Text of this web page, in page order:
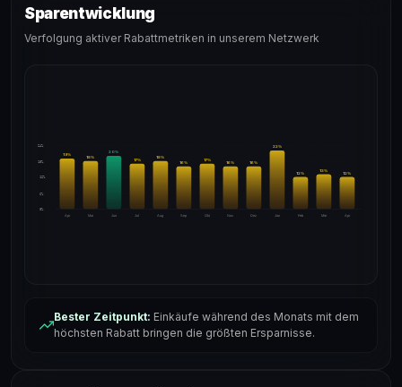
Sparentwicklung
Verfolgung aktiver Rabattmetriken in unserem Netzwerk
24%
18%
12%
6%
0%
Apr
19%
Mai
18%
Jun
20%
Jul
17%
Aug
18%
Sep
16%
Okt
17%
Nov
16%
Dez
16%
Jan
22%
Feb
12%
Mär
13%
Apr
12%
Bester Zeitpunkt: Einkäufe während des Monats mit dem
höchsten Rabatt bringen die größten Ersparnisse.